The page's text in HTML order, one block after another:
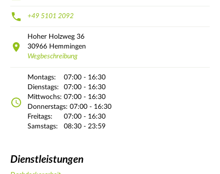
+49 5101 2092
Hoher Holzweg 36
30966 Hemmingen
Wegbeschreibung
Montags:
07:00 - 16:30
Dienstags:
07:00 - 16:30
Mittwochs: 07:00 - 16:30
Donnerstags: 07:00 - 16:30
Freitags:
07:00 - 16:30
Samstags:
08:30 - 23:59
Dienstleistungen